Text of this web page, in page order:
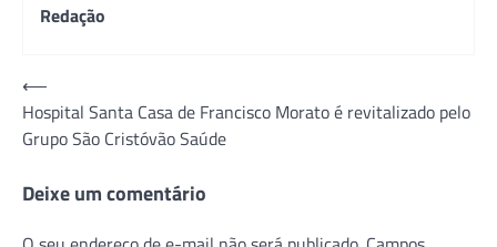
Redação
Navegação
de
Post
⟵
Hospital Santa Casa de Francisco Morato é revitalizado pelo
Grupo São Cristóvão Saúde
Deixe um comentário